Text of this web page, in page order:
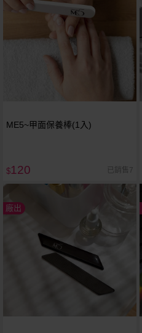
ME5~甲面保養棒(1入)
$120 已銷售7
廠出